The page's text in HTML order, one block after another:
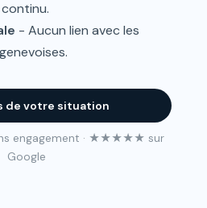
- Aucun lien avec les
de votre situation
engagement · ★★★★★ sur
Google